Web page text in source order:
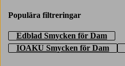
Populära filtreringar
Edblad Smycken för Dam
IOAKU Smycken för Dam